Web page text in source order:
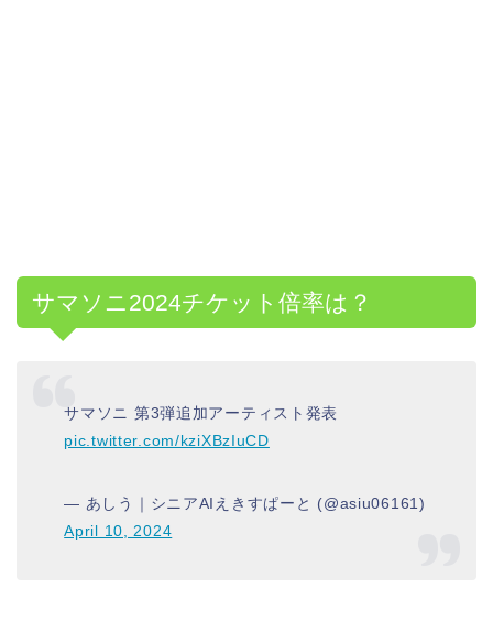
サマソニ2024チケット倍率は？
サマソニ 第3弾追加アーティスト発表
pic.twitter.com/kziXBzIuCD
— あしう｜シニアAIえきすぱーと (@asiu06161)
April 10, 2024